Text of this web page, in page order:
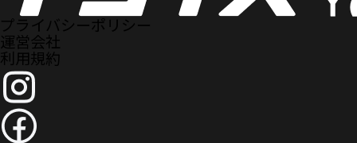
プライバシーポリシー
運営会社
利用規約